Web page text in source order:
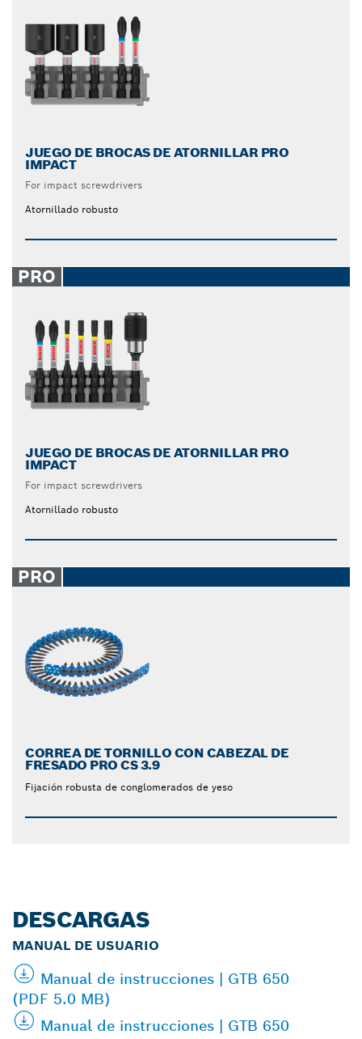
JUEGO DE BROCAS DE ATORNILLAR PRO
IMPACT
For impact screwdrivers
Atornillado robusto
PRO
JUEGO DE BROCAS DE ATORNILLAR PRO
IMPACT
For impact screwdrivers
Atornillado robusto
PRO
CORREA DE TORNILLO CON CABEZAL DE
FRESADO PRO CS 3.9
Fijación robusta de conglomerados de yeso
DESCARGAS
MANUAL DE USUARIO
Manual de instrucciones | GTB 650
(PDF 5.0 MB)
Manual de instrucciones | GTB 650